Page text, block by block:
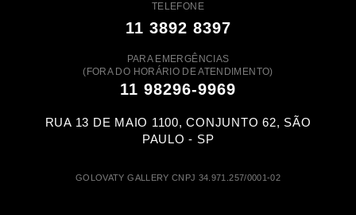
TELEFONE
11 3892 8397
PARA EMERGÊNCIAS
(FORA DO HORÁRIO DE ATENDIMENTO)
11 98296-9969
RUA 13 DE MAIO 1100, CONJUNTO 62, SÃO
PAULO - SP
GOLOVATY GALLERY CNPJ 34.971.257/0001-02